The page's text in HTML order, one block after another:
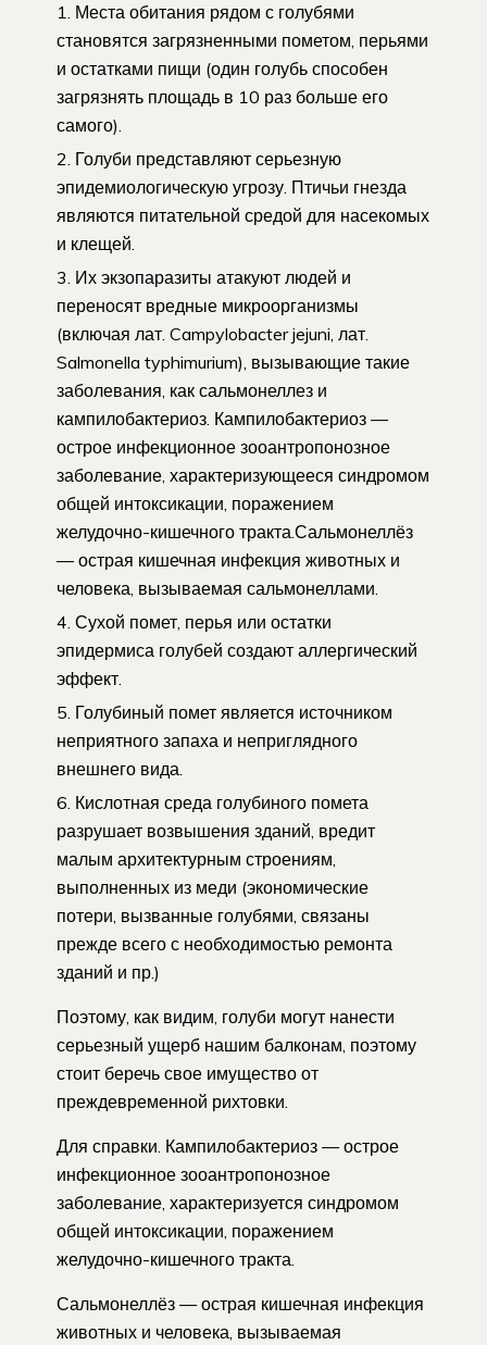
Места обитания рядом с голубями
становятся загрязненными пометом, перьями
и остатками пищи (один голубь способен
загрязнять площадь в 10 раз больше его
самого).
Голуби представляют серьезную
эпидемиологическую угрозу. Птичьи гнезда
являются питательной средой для насекомых
и клещей.
Их экзопаразиты атакуют людей и
переносят вредные микроорганизмы
(включая лат. Campylobacter jejuni, лат.
Salmonella typhimurium), вызывающие такие
заболевания, как сальмонеллез и
кампилобактериоз. Кампилобактериоз —
острое инфекционное зооантропонозное
заболевание, характеризующееся синдромом
общей интоксикации, поражением
желудочно-кишечного тракта.Сальмонеллёз
— острая кишечная инфекция животных и
человека, вызываемая сальмонеллами.
Сухой помет, перья или остатки
эпидермиса голубей создают аллергический
эффект.
Голубиный помет является источником
неприятного запаха и неприглядного
внешнего вида.
Кислотная среда голубиного помета
разрушает возвышения зданий, вредит
малым архитектурным строениям,
выполненных из меди (экономические
потери, вызванные голубями, связаны
прежде всего с необходимостью ремонта
зданий и пр.)
Поэтому, как видим, голуби могут нанести
серьезный ущерб нашим балконам, поэтому
стоит беречь свое имущество от
преждевременной рихтовки.
Для справки. Кампилобактериоз — острое
инфекционное зооантропонозное
заболевание, характеризуется синдромом
общей интоксикации, поражением
желудочно-кишечного тракта.
Сальмонеллёз — острая кишечная инфекция
животных и человека, вызываемая